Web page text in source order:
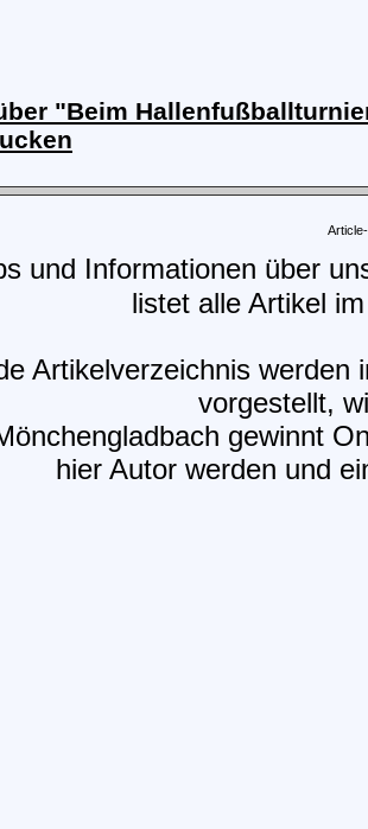
"Beim
und Informationen über
listet alle Artikel
Artikelverzeichnis
vorgestellt,
gewinnt
hier Autor werden und